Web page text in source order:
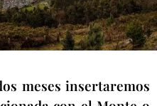
meses insertaremos